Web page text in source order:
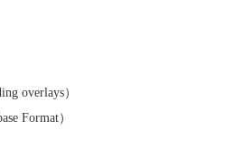
overlays）
Format）